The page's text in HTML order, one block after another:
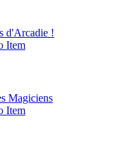
d'Arcadie !
Magiciens